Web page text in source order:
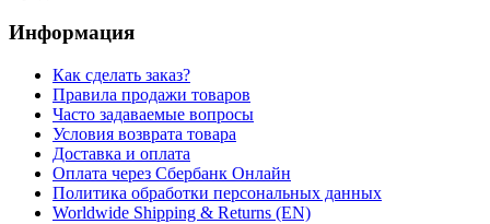
Информация
Как сделать заказ?
Правила продажи товаров
Часто задаваемые вопросы
Условия возврата товара
Доставка и оплата
Оплата через Сбербанк Онлайн
Политика обработки персональных данных
Worldwide Shipping & Returns (EN)